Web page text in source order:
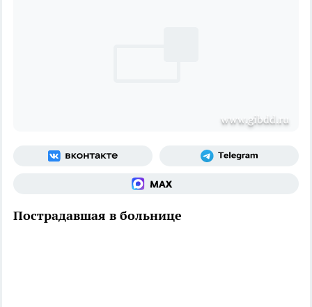
www.gibdd.ru
Пострадавшая в больнице